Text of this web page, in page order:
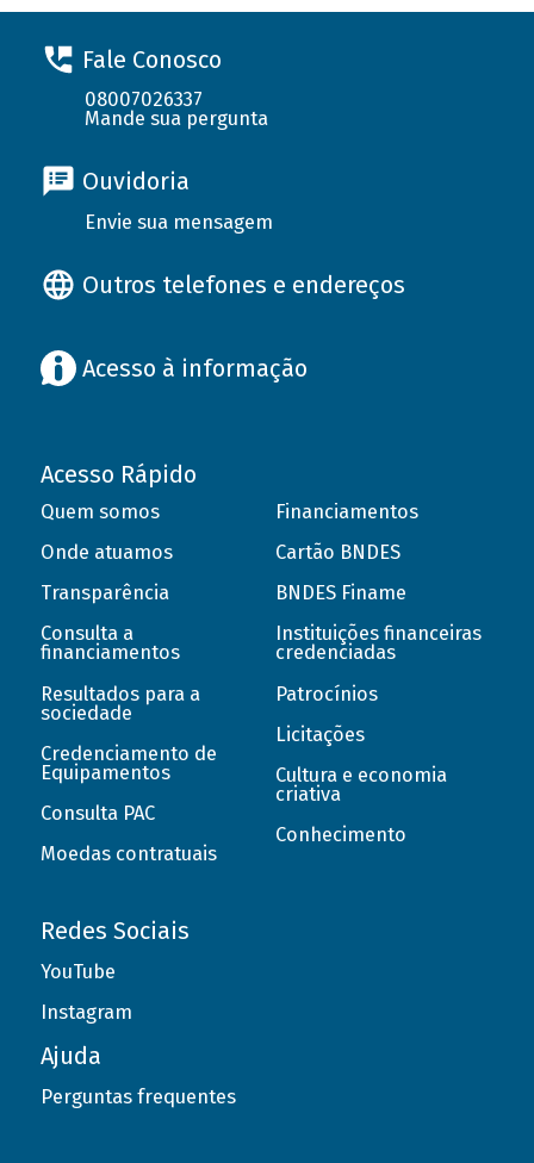
Fale Conosco
08007026337
Mande sua pergunta
Ouvidoria
Envie sua mensagem
Outros telefones e endereços
Acesso à informação
Acesso Rápido
Quem somos
Onde atuamos
Transparência
Consulta a
financiamentos
Resultados para a
sociedade
Credenciamento de
Equipamentos
Consulta PAC
Moedas contratuais
Financiamentos
Cartão BNDES
BNDES Finame
Instituições financeiras
credenciadas
Patrocínios
Licitações
Cultura e economia
criativa
Conhecimento
Redes Sociais
YouTube
Instagram
Ajuda
Perguntas frequentes